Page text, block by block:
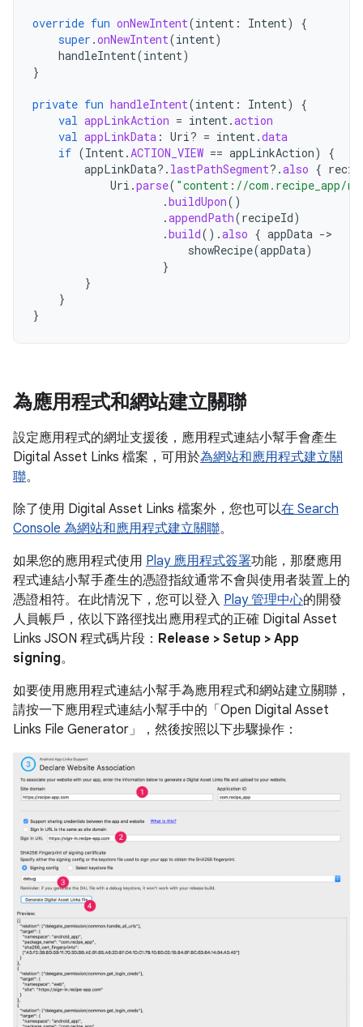
override fun onNewIntent(intent : Intent)
{
super .onNewIntent(intent)
handleIntent(intent)
}
private fun handleIntent(intent : Intent)
{
val appLinkAction = intent.action
val appLinkData : Uri? = intent.data
if (Intent.ACTION_VIEW == appLinkAction)
{
appLinkData?. lastPathSegment?.also {
Uri .parse( "content://com.recipe_app/
.buildUpon()
.appendPath(recipeId)
.build().also { appData -
showRecipe(appData)
}
}
}
}
為應用程式和網站建立關聯
設定應用程式的網址支援後，應用程式連結小幫手會產生
Digital Asset Links 檔案，可用於為網站和應用程式建立關
聯。
除了使用 Digital Asset Links 檔案外，您也可以在 Search
Console 為網站和應用程式建立關聯。
如果您的應用程式使用 Play 應用程式簽署功能，那麼應用
程式連結小幫手產生的憑證指紋通常不會與使用者裝置上的
憑證相符。在此情況下，您可以登入 Play 管理中心的開發
人員帳戶，依以下路徑找出應用程式的正確 Digital Asset
Links JSON 程式碼片段： Release > Setup > App
signing。
如要使用應用程式連結小幫手為應用程式和網站建立關聯，
請按一下應用程式連結小幫手中的「Open Digital Asset
Links File Generator」
，然後按照以下步驟操作：